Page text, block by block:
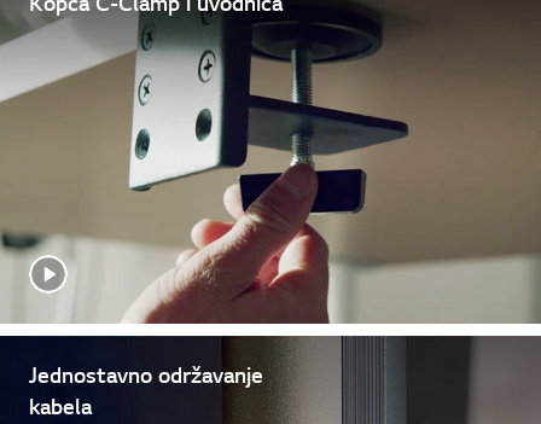
Jednostavno održavanje
kabela